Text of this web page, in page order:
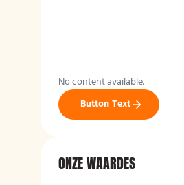
No content available.
Button Text
ONZE WAARDES